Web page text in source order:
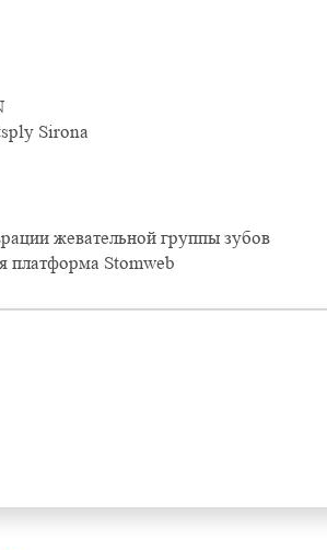
Sirona
жевательной группы зубов
платформа Stomweb